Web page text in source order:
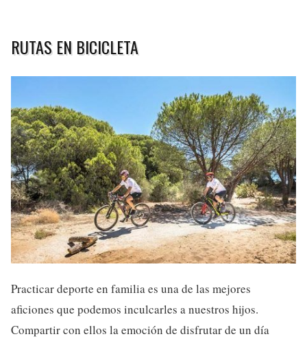
RUTAS EN BICICLETA
Practicar deporte en familia es una de las mejores
aficiones que podemos inculcarles a nuestros hijos.
Compartir con ellos la emoción de disfrutar de un día